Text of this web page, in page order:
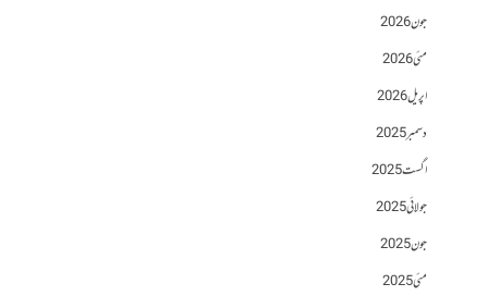
جون 2026
مئی 2026
اپریل 2026
دسمبر 2025
اگست 2025
جولائی 2025
جون 2025
مئی 2025